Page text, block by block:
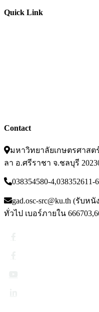
Quick Link
Contact
มหาวิทยาลัยเกษตรศาสต
ลา อ.ศรีราชา จ.ชลบุรี
038354580-4,038352611-6
gad.osc-src@ku.th (รับ
ทั่วไป เบอร์ภายใน